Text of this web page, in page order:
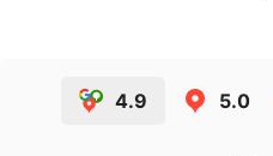
4.9 5.0